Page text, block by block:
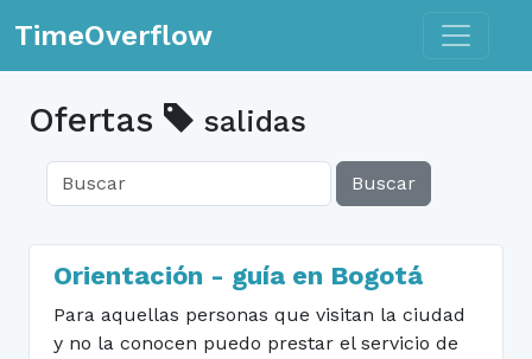
TimeOverflow Toggle
Ofertas salidas
Buscar
Orientación - guía en Bogotá
Para aquellas personas que visitan la ciudad
y no la conocen puedo prestar el servicio de